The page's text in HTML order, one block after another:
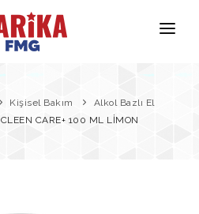
Kişisel Bakım
Alkol Bazlı El
CLEEN CARE+ 100 ML LİMON